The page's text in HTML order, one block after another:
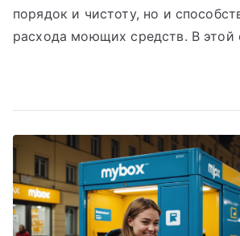
порядок и чистоту, но и
расхода моющих средств. В этой